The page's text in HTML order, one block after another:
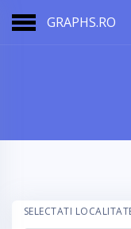
GRAPHS.RO
SELECTATI